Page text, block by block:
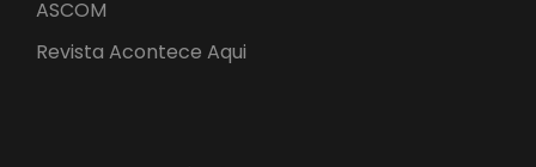
ASCOM
Revista Acontece Aqui